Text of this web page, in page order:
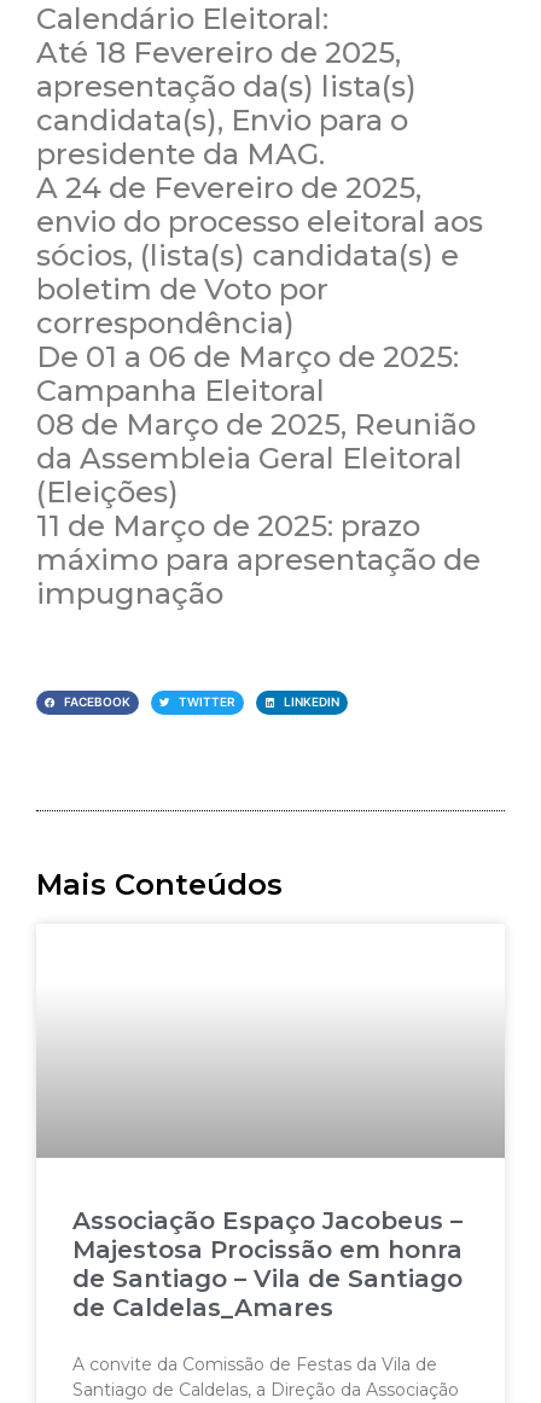
Calendário Eleitoral:
Até 18 Fevereiro de 2025,
apresentação da(s) lista(s)
candidata(s), Envio para o
presidente da MAG.
A 24 de Fevereiro de 2025,
envio do processo eleitoral aos
sócios, (lista(s) candidata(s) e
boletim de Voto por
correspondência)
De 01 a 06 de Março de 2025:
Campanha Eleitoral
08 de Março de 2025, Reunião
da Assembleia Geral Eleitoral
(Eleições)
11 de Março de 2025: prazo
máximo para apresentação de
impugnação
FACEBOOK TWITTER LINKEDIN
Mais Conteúdos
Associação Espaço Jacobeus –
Majestosa Procissão em honra
de Santiago – Vila de Santiago
de Caldelas_Amares
A convite da Comissão de Festas da Vila de
Santiago de Caldelas, a Direção da Associação